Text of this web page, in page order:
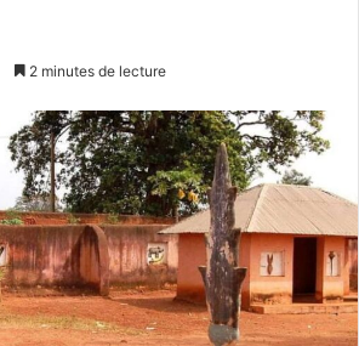
2 minutes de lecture